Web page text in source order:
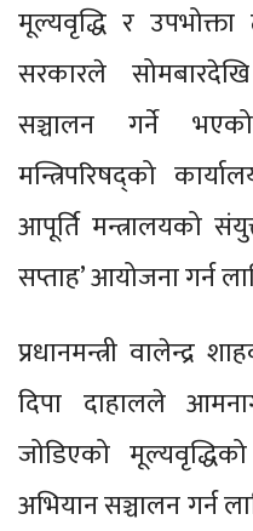
मूल्यवृद्धि र उपभोक्ता
सरकारले
सञ्चालन गर्ने
मन्त्रिपरिषद्को
आपूर्ति मन्त्रालयको
सप्ताह’ आयोजना गर्न
प्रधानमन्त्री वालेन्द्र
दिपा दाहालले
जोडिएको
अभियान सञ्चालन गर्न